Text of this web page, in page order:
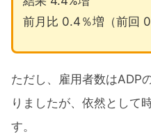
前月比 0.4％増（前回
ただし、雇用者数はADP
りましたが、依然として
す。